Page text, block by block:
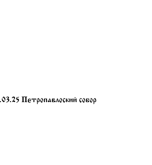
Петропавлоский собор